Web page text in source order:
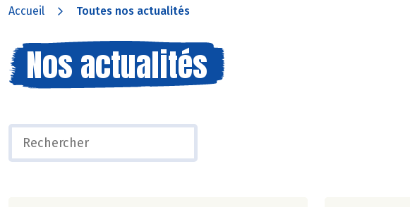
Accueil Toutes nos actualités
Nos actualités